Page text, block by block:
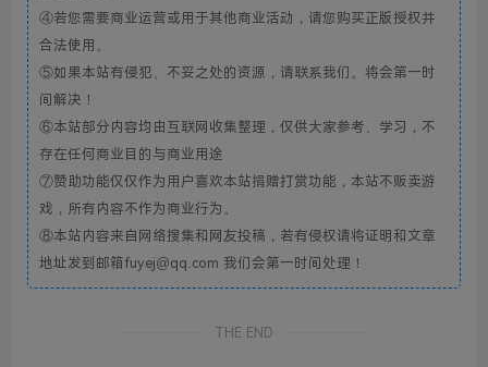
④若您需要商业运营或用于其他商业活动，请您购买正版授权并
合法使用。
⑤如果本站有侵犯、不妥之处的资源，请联系我们。将会第一时
间解决！
⑥本站部分内容均由互联网收集整理，仅供大家参考、学习，不
存在任何商业目的与商业用途
⑦赞助功能仅仅作为用户喜欢本站捐赠打赏功能，本站不贩卖游
戏，所有内容不作为商业行为。
⑧本站内容来自网络搜集和网友投稿，若有侵权请将证明和文章
地址发到邮箱fuyej@qq.com 我们会第一时间处理！
THE END